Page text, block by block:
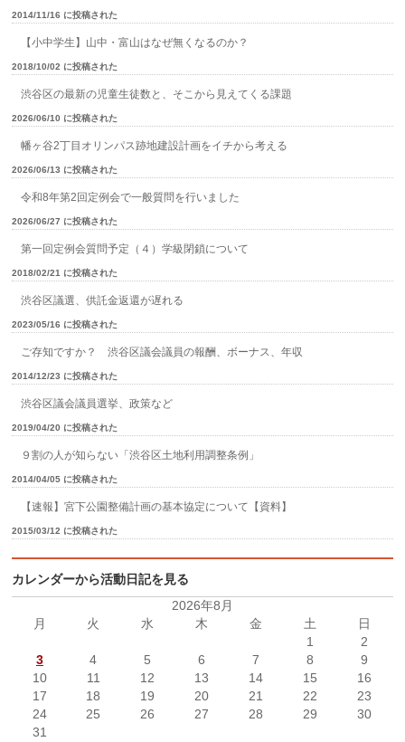
2014/11/16 に投稿された
【小中学生】山中・富山はなぜ無くなるのか？
2018/10/02 に投稿された
渋谷区の最新の児童生徒数と、そこから見えてくる課題
2026/06/10 に投稿された
幡ヶ谷2丁目オリンパス跡地建設計画をイチから考える
2026/06/13 に投稿された
令和8年第2回定例会で一般質問を行いました
2026/06/27 に投稿された
第一回定例会質問予定（４）学級閉鎖について
2018/02/21 に投稿された
渋谷区議選、供託金返還が遅れる
2023/05/16 に投稿された
ご存知ですか？ 渋谷区議会議員の報酬、ボーナス、年収
2014/12/23 に投稿された
渋谷区議会議員選挙、政策など
2019/04/20 に投稿された
９割の人が知らない「渋谷区土地利用調整条例」
2014/04/05 に投稿された
【速報】宮下公園整備計画の基本協定について【資料】
2015/03/12 に投稿された
カレンダーから活動日記を見る
2026年8月
月
火 水 木 金 土 日
1
2
3
4 5 6 7 8
9
10
11 12 13 14 15
16
17
18 19 20 21 22
23
24
25 26 27 28 29
30
31